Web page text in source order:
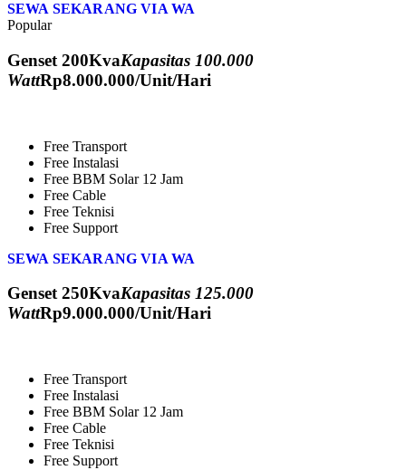
SEWA SEKARANG VIA WA
Popular
Genset 200KvaKapasitas 100.000
WattRp8.000.000/Unit/Hari
Free Transport
Free Instalasi
Free BBM Solar 12 Jam
Free Cable
Free Teknisi
Free Support
SEWA SEKARANG VIA WA
Genset 250KvaKapasitas 125.000
WattRp9.000.000/Unit/Hari
Free Transport
Free Instalasi
Free BBM Solar 12 Jam
Free Cable
Free Teknisi
Free Support